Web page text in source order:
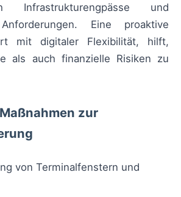
Infrastrukturengpässe und
Eine proaktive
mit digitaler Flexibilität, hilft,
als auch finanzielle Risiken zu
zur
von Terminalfenstern und